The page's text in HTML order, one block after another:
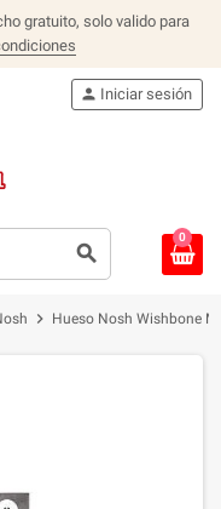
gratuito, solo valido para
search
person Iniciar sesión
0
chevron_right Hueso Nosh Wishbone